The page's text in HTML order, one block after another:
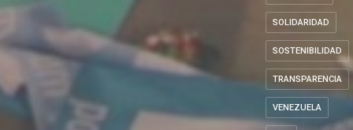
SOLIDARIDAD
SOSTENIBILIDAD
TRANSPARENCIA
VENEZUELA